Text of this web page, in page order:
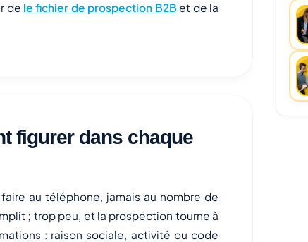
de le fichier de prospection B2B et de la
figurer dans chaque
au téléphone, jamais au nombre de
; trop peu, et la prospection tourne à
: raison sociale, activité ou code